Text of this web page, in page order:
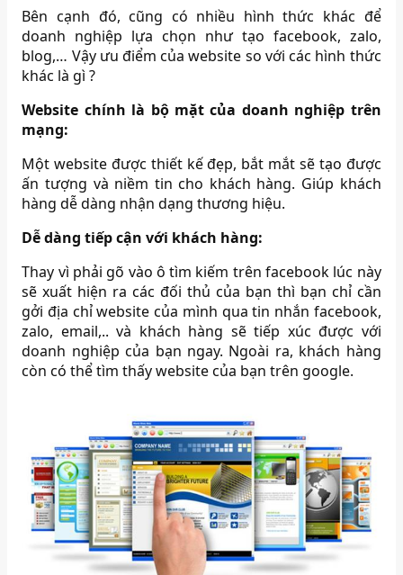
Bên cạnh đó, cũng có nhiều hình thức khác để
doanh nghiệp lựa chọn như tạo facebook, zalo,
blog,… Vậy ưu điểm của website so với các hình thức
khác là gì ?
Website chính là bộ mặt của doanh nghiệp trên
mạng:
Một website được thiết kế đẹp, bắt mắt sẽ tạo được
ấn tượng và niềm tin cho khách hàng. Giúp khách
hàng dễ dàng nhận dạng thương hiệu.
Dễ dàng tiếp cận với khách hàng:
Thay vì phải gõ vào ô tìm kiếm trên facebook lúc này
sẽ xuất hiện ra các đối thủ của bạn thì bạn chỉ cần
gởi địa chỉ website của mình qua tin nhắn facebook,
zalo, email,.. và khách hàng sẽ tiếp xúc được với
doanh nghiệp của bạn ngay. Ngoài ra, khách hàng
còn có thể tìm thấy website của bạn trên google.